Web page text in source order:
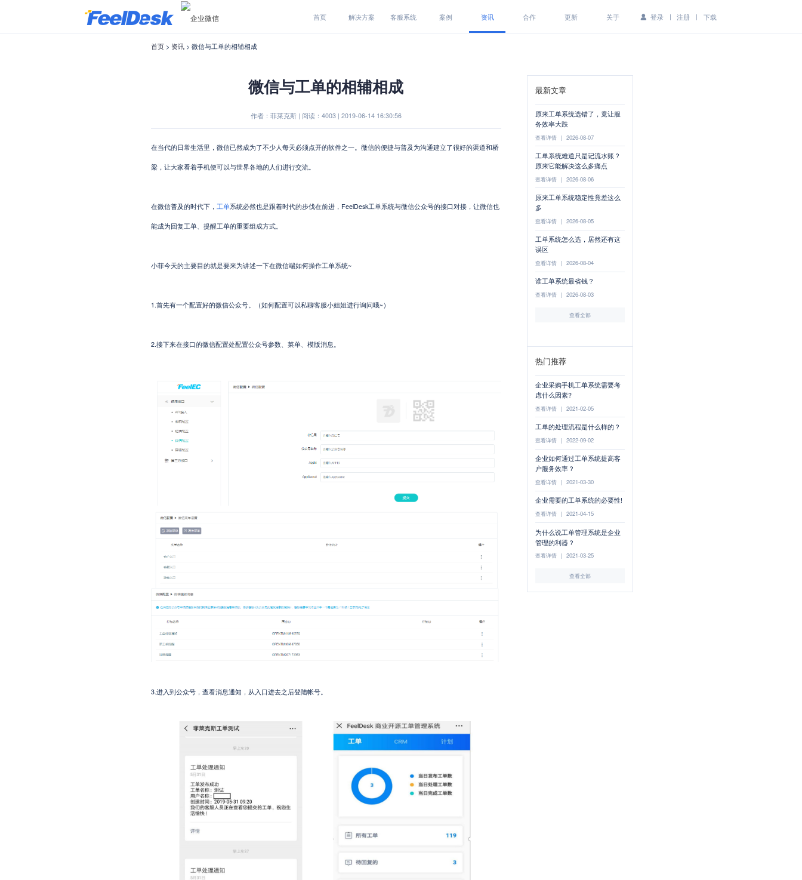
首页 解决方案 客服系统 案例 资讯 合作 更新 关于 登录 | 注册 | 下载
首页> 资讯> 微信与工单的相辅相成
微信与工单的相辅相成
作者：菲莱克斯 | 阅读：4003 | 2019-06-14 16:30:56
在当代的日常生活里，微信已然成为了不少人每天必须点开的软件之一。微信的便捷与普及为沟通建立了很好的渠道和桥
梁，让大家看着手机便可以与世界各地的人们进行交流。
在微信普及的时代下， 工单系统必然也是跟着时代的步伐在前进，FeelDesk工单系统与微信公众号的接口对接，让微信也
能成为回复工单、提醒工单的重要组成方式。
小菲今天的主要目的就是要来为讲述一下在微信端如何操作工单系统~
1.首先有一个配置好的微信公众号。（如何配置可以私聊客服小姐姐进行询问哦~）
2.接下来在接口的微信配置处配置公众号参数、菜单、模版消息。
3.进入到公众号，查看消息通知，从入口进去之后登陆帐号。
最新文章
原来工单系统选错了，竟让服
务效率大跌
查看详情 | 2026-08-07
工单系统难道只是记流水账？
原来它能解决这么多痛点
查看详情 | 2026-08-06
原来工单系统稳定性竟差这么
多
查看详情 | 2026-08-05
工单系统怎么选，居然还有这
误区
查看详情 | 2026-08-04
谁工单系统最省钱？
查看详情 | 2026-08-03
查看全部
热门推荐
企业采购手机工单系统需要考
虑什么因素?
查看详情 | 2021-02-05
工单的处理流程是什么样的？
查看详情 | 2022-09-02
企业如何通过工单系统提高客
户服务效率？
查看详情 | 2021-03-30
企业需要的工单系统的必要性!
查看详情 | 2021-04-15
为什么说工单管理系统是企业
管理的利器？
查看详情 | 2021-03-25
查看全部